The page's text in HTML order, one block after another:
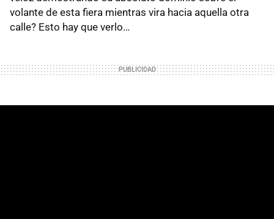
volante de esta fiera mientras vira hacia aquella otra
calle? Esto hay que verlo…